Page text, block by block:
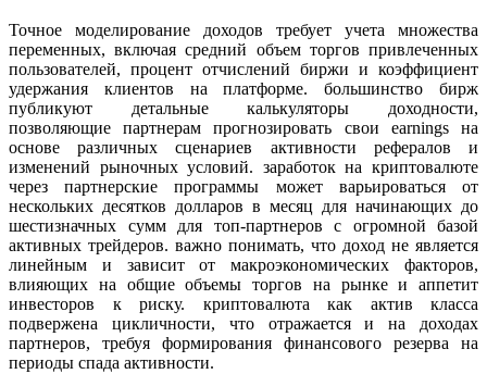
Точное моделирование доходов требует учета множества
переменных, включая средний объем торгов привлеченных
пользователей, процент отчислений биржи и коэффициент
удержания клиентов на платформе. большинство бирж
публикуют детальные калькуляторы доходности,
позволяющие партнерам прогнозировать свои earnings на
основе различных сценариев активности рефералов и
изменений рыночных условий. заработок на криптовалюте
через партнерские программы может варьироваться от
нескольких десятков долларов в месяц для начинающих до
шестизначных сумм для топ-партнеров с огромной базой
активных трейдеров. важно понимать, что доход не является
линейным и зависит от макроэкономических факторов,
влияющих на общие объемы торгов на рынке и аппетит
инвесторов к риску. криптовалютa как актив класса
подвержена цикличности, что отражается и на доходах
партнеров, требуя формирования финансового резерва на
периоды спада активности.